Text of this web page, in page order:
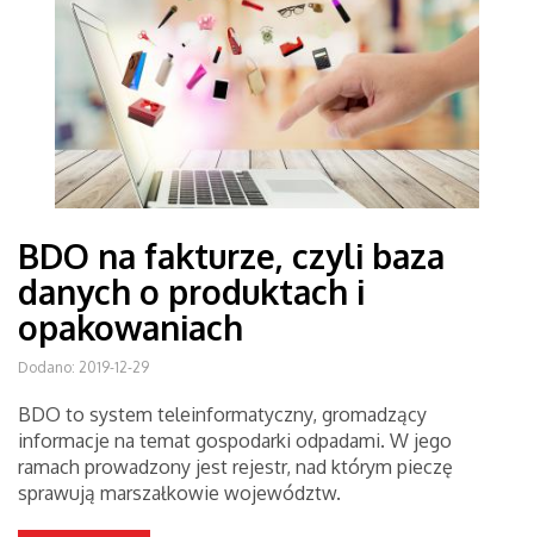
BDO na fakturze, czyli baza
danych o produktach i
opakowaniach
Dodano: 2019-12-29
BDO to system teleinformatyczny, gromadzący
informacje na temat gospodarki odpadami. W jego
ramach prowadzony jest rejestr, nad którym pieczę
sprawują marszałkowie województw.